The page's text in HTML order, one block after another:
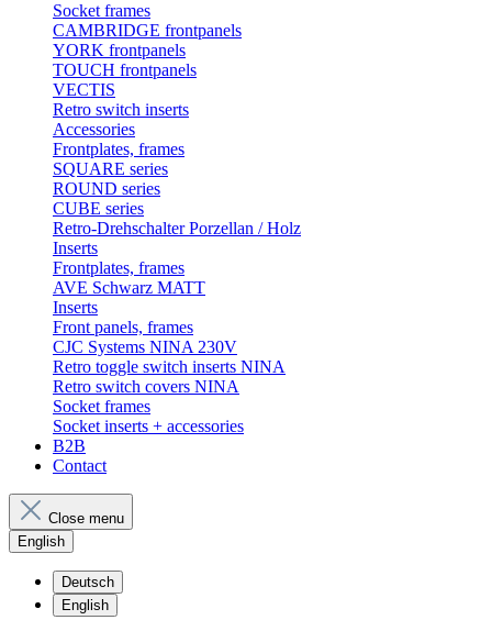
Socket frames
CAMBRIDGE frontpanels
YORK frontpanels
TOUCH frontpanels
VECTIS
Retro switch inserts
Accessories
Frontplates, frames
SQUARE series
ROUND series
CUBE series
Retro-Drehschalter Porzellan / Holz
Inserts
Frontplates, frames
AVE Schwarz MATT
Inserts
Front panels, frames
CJC Systems NINA 230V
Retro toggle switch inserts NINA
Retro switch covers NINA
Socket frames
Socket inserts + accessories
B2B
Contact
Close menu
English
Deutsch
English